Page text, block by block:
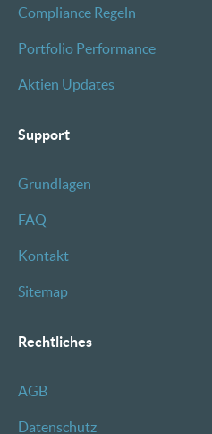
Compliance Regeln
Portfolio Performance
Aktien Updates
Support
Grundlagen
FAQ
Kontakt
Sitemap
Rechtliches
AGB
Datenschutz